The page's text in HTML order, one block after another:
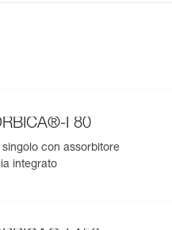
I 80
con assorbitore
integrato